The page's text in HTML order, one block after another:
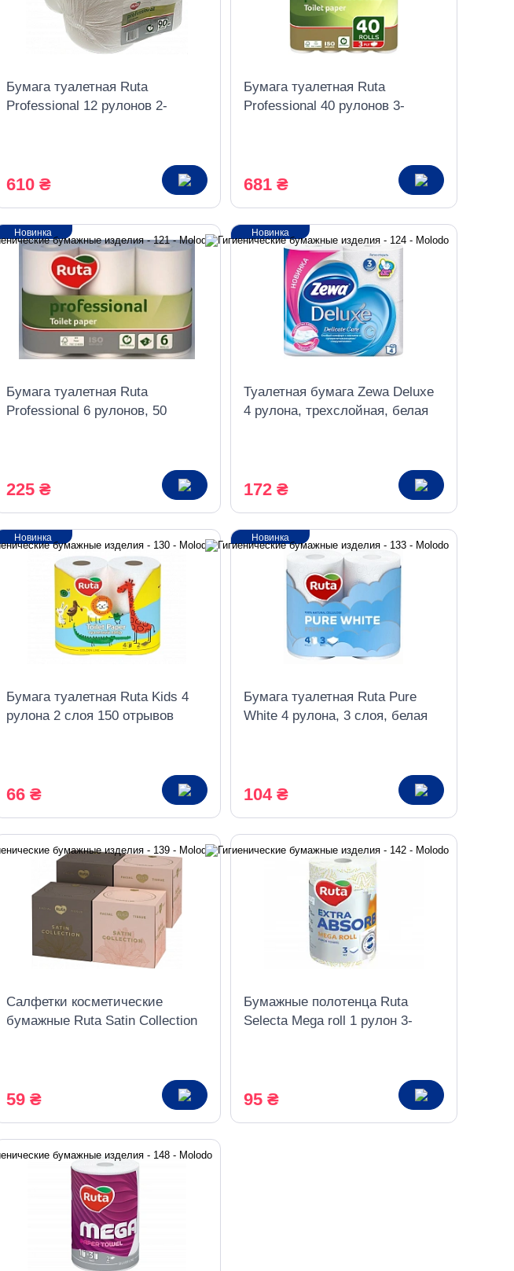
Бумага туалетная Ruta
Professional 12 рулонов 2-
610 ₴
Бумага туалетная Ruta
Professional 40 рулонов 3-
681 ₴
Бумага туалетная Ruta
Professional 6 рулонов, 50
225 ₴
Новинка
Туалетная бумага Zewa Deluxe
4 рулона, трехслойная, белая
172 ₴
Новинка
Бумага туалетная Ruta Kids 4
рулона 2 слоя 150 отрывов
66 ₴
Новинка
Бумага туалетная Ruta Pure
White 4 рулона, 3 слоя, белая
104 ₴
Новинка
Салфетки косметические
бумажные Ruta Satin Collection
59 ₴
Бумажные полотенца Ruta
Selecta Mega roll 1 рулон 3-
95 ₴